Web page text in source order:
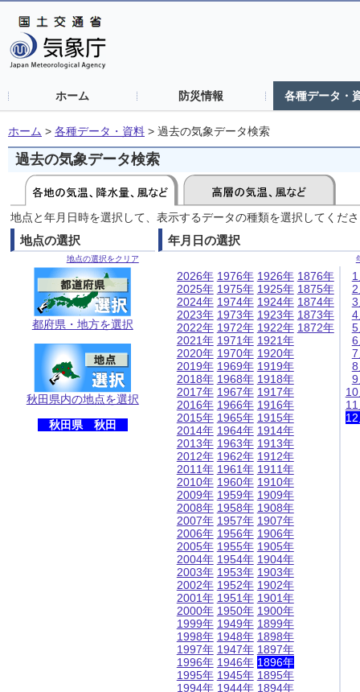
ホーム 防災情報 各種データ・
ホーム > 各種データ・資料 > 過去の気象データ検索
過去の気象データ検索
地点と年月日時を選択して、表示するデータの種類を選択してくだ
地点の選択
地点の選択をクリア
都府県・地方を選択
秋田県内の地点を選択
秋田県 秋田
年月日の選択
2026年
2025年
2024年
2023年
2022年
2021年
2020年
2019年
2018年
2017年
2016年
2015年
2014年
2013年
2012年
2011年
2010年
2009年
2008年
2007年
2006年
2005年
2004年
2003年
2002年
2001年
2000年
1999年
1998年
1997年
1996年
1995年
1994年
1976年
1975年
1974年
1973年
1972年
1971年
1970年
1969年
1968年
1967年
1966年
1965年
1964年
1963年
1962年
1961年
1960年
1959年
1958年
1957年
1956年
1955年
1954年
1953年
1952年
1951年
1950年
1949年
1948年
1947年
1946年
1945年
1944年
1926年
1925年
1924年
1923年
1922年
1921年
1920年
1919年
1918年
1917年
1916年
1915年
1914年
1913年
1912年
1911年
1910年
1909年
1908年
1907年
1906年
1905年
1904年
1903年
1902年
1901年
1900年
1899年
1898年
1897年
1896年
1895年
1894年
1876年
1875年
1874年
1873年
1872年